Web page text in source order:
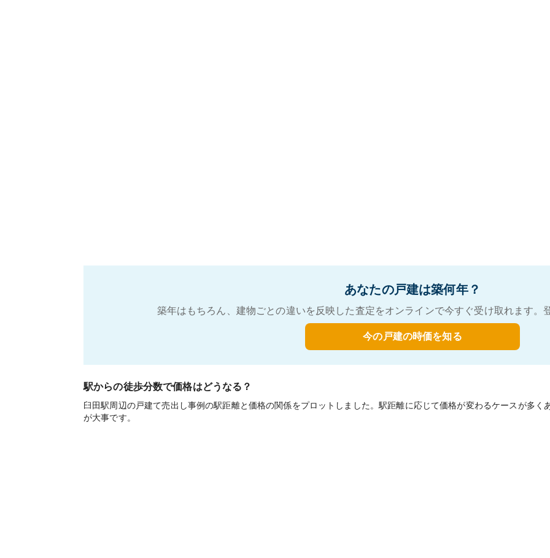
あなたの戸建は築何年？
築年はもちろん、建物ごとの違いを反映した査定をオンラインで今すぐ受け取れます。
今の戸建の時価を知る
駅からの徒歩分数で価格はどうなる？
臼田駅周辺の戸建て売出し事例の駅距離と価格の関係をプロットしました。駅距離に応じて価格が変わるケースが多
が大事です。